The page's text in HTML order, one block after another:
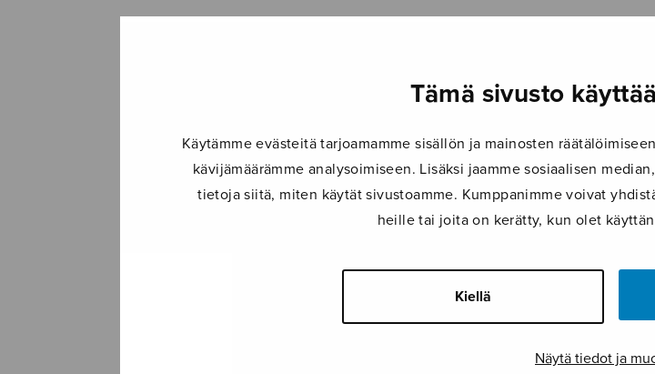
Tämä sivusto
Käytämme evästeitä tarjoamamme sisällön ja mainosten
kävijämäärämme analysoimiseen. Lisäksi jaamme sosiaalisen
tietoja siitä, miten käytät sivustoamme. Kumppanimme voivat
heille tai joita on kerätty, kun olet
Kiellä
Näytä tiedot ja
TAPAHTUMAT